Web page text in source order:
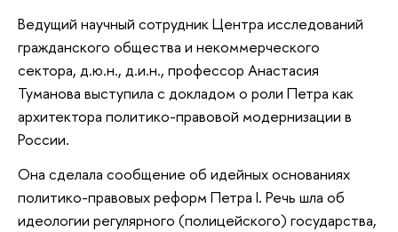
Ведущий научный сотрудник Центра исследований
гражданского общества и некоммерческого
сектора, д.ю.н., д.и.н., профессор Анастасия
Туманова выступила с докладом о роли Петра как
архитектора политико-правовой модернизации в
России.
Она сделала сообщение об идейных основаниях
политико-правовых реформ Петра I. Речь шла об
идеологии регулярного (полицейского) государства,